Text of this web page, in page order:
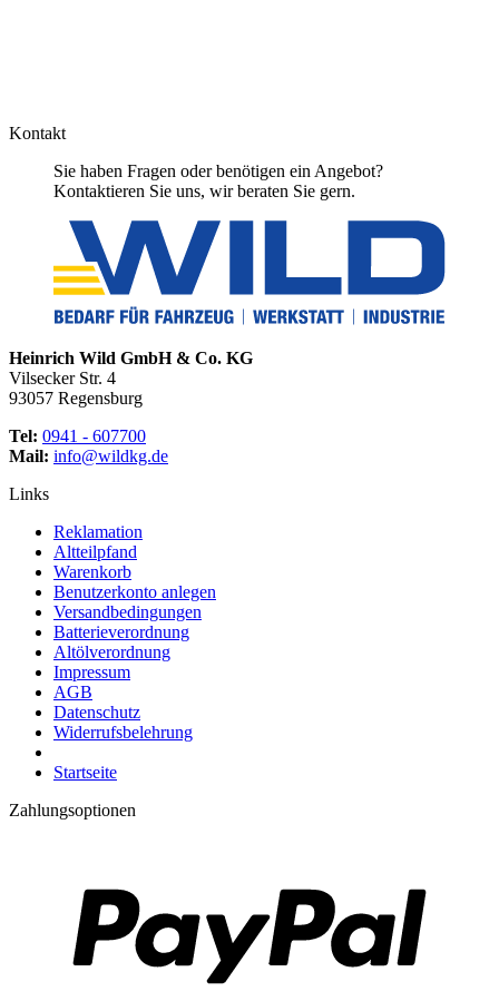
Kontakt
Sie haben Fragen oder benötigen ein Angebot?
Kontaktieren Sie uns, wir beraten Sie gern.
Heinrich Wild GmbH & Co. KG
Vilsecker Str. 4
93057 Regensburg
Tel: 0941 - 607700
Mail: info@wildkg.de
Links
Reklamation
Altteilpfand
Warenkorb
Benutzerkonto anlegen
Versandbedingungen
Batterieverordnung
Altölverordnung
Impressum
AGB
Datenschutz
Widerrufsbelehrung
Startseite
Zahlungsoptionen